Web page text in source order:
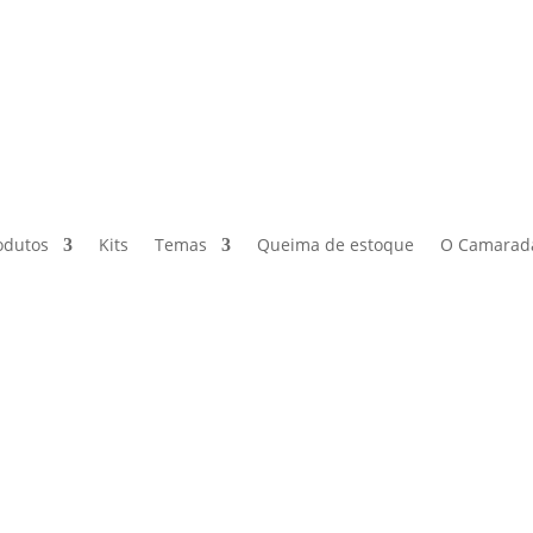
Kits Temas Queima de estoque O